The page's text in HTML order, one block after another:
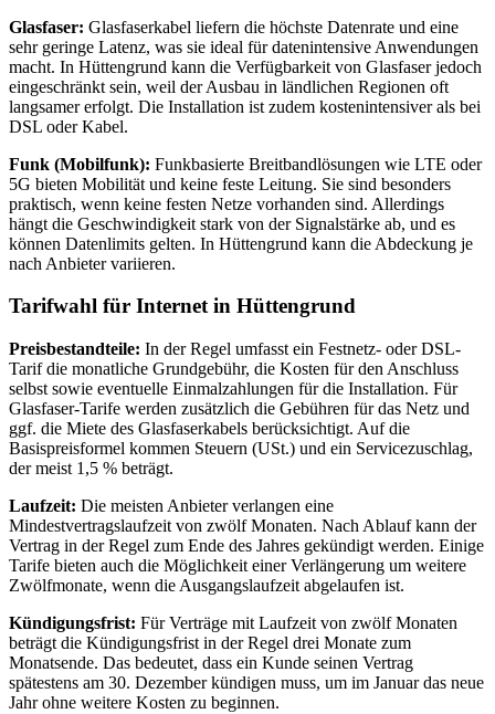
Glasfaser: Glasfaserkabel liefern die höchste Datenrate und eine
sehr geringe Latenz, was sie ideal für datenintensive Anwendungen
macht. In Hüttengrund kann die Verfügbarkeit von Glasfaser jedoch
eingeschränkt sein, weil der Ausbau in ländlichen Regionen oft
langsamer erfolgt. Die Installation ist zudem kostenintensiver als bei
DSL oder Kabel.
Funk (Mobilfunk): Funkbasierte Breitbandlösungen wie LTE oder
5G bieten Mobilität und keine feste Leitung. Sie sind besonders
praktisch, wenn keine festen Netze vorhanden sind. Allerdings
hängt die Geschwindigkeit stark von der Signalstärke ab, und es
können Datenlimits gelten. In Hüttengrund kann die Abdeckung je
nach Anbieter variieren.
Tarifwahl für Internet in Hüttengrund
Preisbestandteile: In der Regel umfasst ein Festnetz- oder DSL-
Tarif die monatliche Grundgebühr, die Kosten für den Anschluss
selbst sowie eventuelle Einmalzahlungen für die Installation. Für
Glasfaser‑Tarife werden zusätzlich die Gebühren für das Netz und
ggf. die Miete des Glasfaserkabels berücksichtigt. Auf die
Basispreisformel kommen Steuern (USt.) und ein Servicezuschlag,
der meist 1,5 % beträgt.
Laufzeit: Die meisten Anbieter verlangen eine
Mindestvertragslaufzeit von zwölf Monaten. Nach Ablauf kann der
Vertrag in der Regel zum Ende des Jahres gekündigt werden. Einige
Tarife bieten auch die Möglichkeit einer Verlängerung um weitere
Zwölfmonate, wenn die Ausgangslaufzeit abgelaufen ist.
Kündigungsfrist: Für Verträge mit Laufzeit von zwölf Monaten
beträgt die Kündigungsfrist in der Regel drei Monate zum
Monatsende. Das bedeutet, dass ein Kunde seinen Vertrag
spätestens am 30. Dezember kündigen muss, um im Januar das neue
Jahr ohne weitere Kosten zu beginnen.